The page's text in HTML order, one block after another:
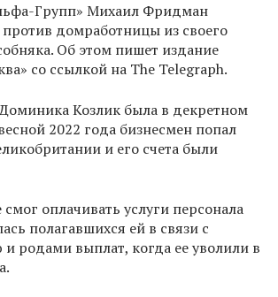
Групп» Михаил Фридман
домработницы из своего
Об этом пишет издание
со ссылкой на The Telegraph.
Козлик была в декретном
2022 года бизнесмен попал
и его счета были
оплачивать услуги персонала
полагавшихся ей в связи с
родами выплат, когда ее уволили в